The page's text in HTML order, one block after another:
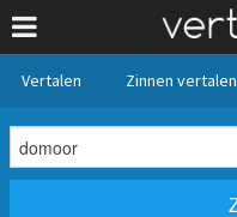
Vertalen Zinnen vertalen